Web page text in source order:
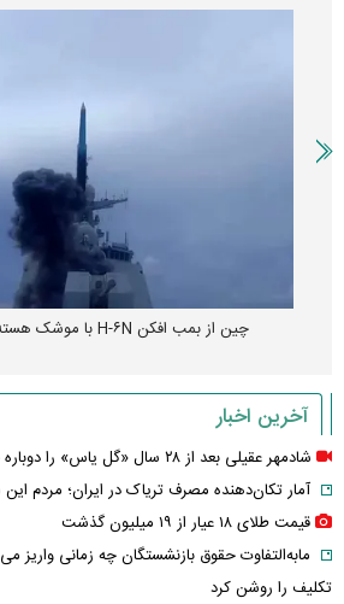
چین از بمب افکن H-۶N با موشک هسته‌ای رونمایی کرد
آخرین اخبار
شادمهر عقیلی بعد از ۲۸ سال «گل یاس» را دوباره خواند + ویدئو
آمار تکان‌دهنده مصرف تریاک در ایران؛ مردم
قیمت طلای ۱۸ عیار از ۱۹ میلیون گذشت
مابه‌التفاوت حقوق بازنشستگان چه زمانی واریز
تکلیف را روشن کرد